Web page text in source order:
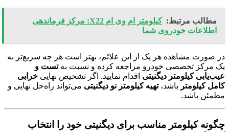
مطالب مرتبط:
کیلومتر ام وی ام X22: مرکز فرماندهی
اطلاعات خودروی شما
در صورت مشاهده هر یک از این علائم، بهتر است هر چه سریع‌تر به
یک مرکز تخصصی خودرو مراجعه کرده و نسبت بهتست و
عیب‌یابی کیلومتر دیگنیتی اقدام نمایید. اگر تشخیص نهایی خرابی
کامل کیلومتر باشد،تهیه کیلومتر نو دیگنیتی می‌تواند راه‌حل نهایی و
مطمئن باشد.
چگونه کیلومتر مناسب برای دیگنیتی خود را انتخاب